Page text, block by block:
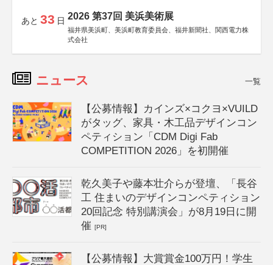
あと 33 日 2026 第37回 美浜美術展
福井県美浜町、美浜町教育委員会、福井新聞社、関西電力株
式会社
ニュース 一覧
【公募情報】カインズ×コクヨ×VUILD
がタッグ、家具・木工品デザインコン
ペティション「CDM Digi Fab
COMPETITION 2026」を初開催
乾久美子や藤本壮介らが登壇、「長谷
工 住まいのデザインコンペティション
20回記念 特別講演会」が8月19日に開
催[PR]
【公募情報】大賞賞金100万円！学生